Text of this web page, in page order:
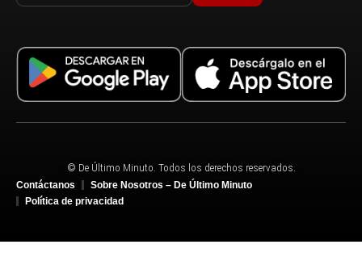
© De Último Minuto. Todos los derechos reservados.
Contáctanos
Sobre Nosotros – De Último Minuto
Política de privacidad